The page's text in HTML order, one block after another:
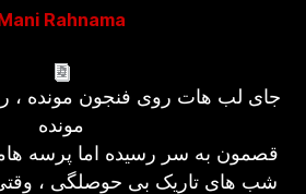
Rahnama
جای لب ‌هات روی فنجون مونده ،
مونده
قصمون به سر رسیده اما پرسه
شب ‌های تاریک بی‌ حوصلگی ،